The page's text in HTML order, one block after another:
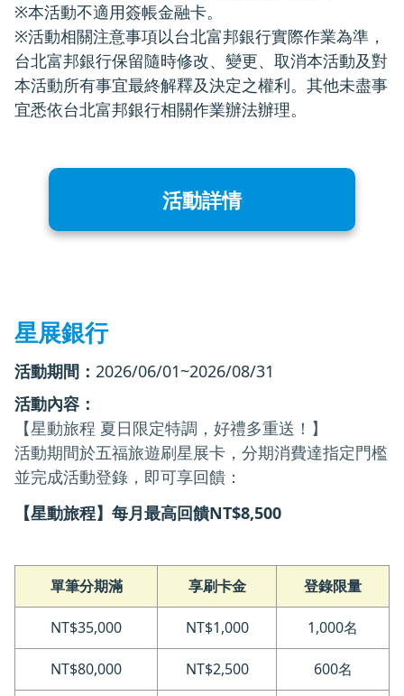
※本活動不適用簽帳金融卡。
※活動相關注意事項以台北富邦銀行實際作業為準，
台北富邦銀行保留隨時修改、變更、取消本活動及對
本活動所有事宜最終解釋及決定之權利。其他未盡事
宜悉依台北富邦銀行相關作業辦法辦理。
活動詳情
星展銀行
活動期間： 2026/06/01~2026/08/31
活動內容：
【星動旅程 夏日限定特調，好禮多重送！】
活動期間於五福旅遊刷星展卡，分期消費達指定門檻
並完成活動登錄，即可享回饋：
【星動旅程】每月最高回饋NT$8,500
單筆分期滿 享刷卡金 登錄限量
NT$35,000 NT$1,000 1,000名
NT$80,000 NT$2,500 600名